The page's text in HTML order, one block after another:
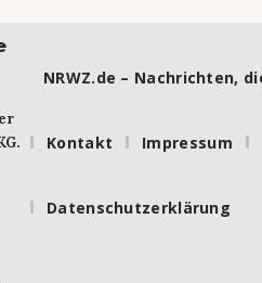
NRWZ.de – Nachrichten,
Kontakt Impressum
Datenschutzerklärung